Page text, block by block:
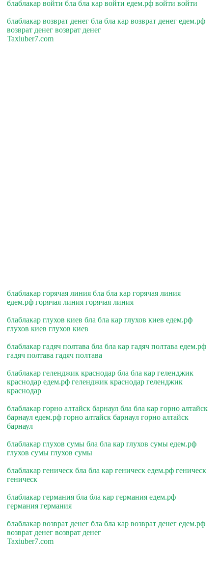
блаблакар войти бла бла кар войти едем.рф войти войти
блаблакар возврат денег бла бла кар возврат денег едем.рф
возврат денег возврат денег
Taxiuber7.com
блаблакар горячая линия бла бла кар горячая линия
едем.рф горячая линия горячая линия
блаблакар глухов киев бла бла кар глухов киев едем.рф
глухов киев глухов киев
блаблакар гадяч полтава бла бла кар гадяч полтава едем.рф
гадяч полтава гадяч полтава
блаблакар геленджик краснодар бла бла кар геленджик
краснодар едем.рф геленджик краснодар геленджик
краснодар
блаблакар горно алтайск барнаул бла бла кар горно алтайск
барнаул едем.рф горно алтайск барнаул горно алтайск
барнаул
блаблакар глухов сумы бла бла кар глухов сумы едем.рф
глухов сумы глухов сумы
блаблакар геническ бла бла кар геническ едем.рф геническ
геническ
блаблакар германия бла бла кар германия едем.рф
германия германия
блаблакар возврат денег бла бла кар возврат денег едем.рф
возврат денег возврат денег
Taxiuber7.com